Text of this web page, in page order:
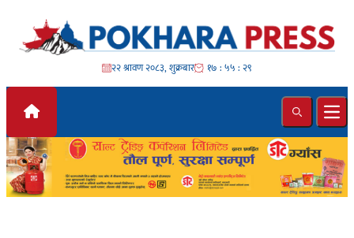
Skip to content
२२ श्रावण २०८३, शुक्रबार १७ : ५५ : ३१
Search